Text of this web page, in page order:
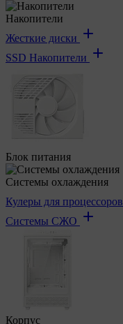
Накопители
Жесткие диски
SSD Накопители
Блок питания
Системы охлаждения
Кулеры для процессоров
Системы СЖО
Корпус